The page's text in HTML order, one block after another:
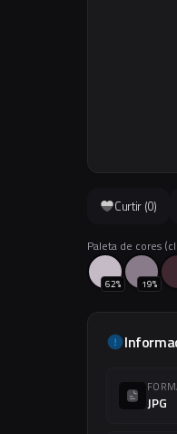
Curtir (0)
Paleta de cores
62% 19%
JPG